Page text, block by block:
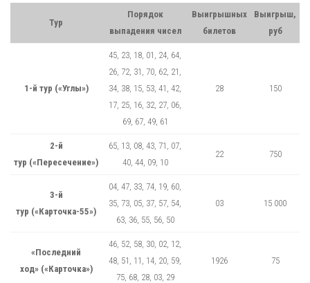
Тур
Порядок
выпадения чисел
Выигрышных
билетов
Выигрыш,
руб
1-й тур («Углы»)
45, 23, 18, 01, 24, 64,
26, 72, 31, 70, 62, 21,
34, 38, 15, 53, 41, 42,
17, 25, 16, 32, 27, 06,
69, 67, 49, 61
28 150
2-й
тур («Пересечение»)
65, 13, 08, 43, 71, 07,
40, 44, 09, 10
22 750
3-й
тур («Карточка-55»)
04, 47, 33, 74, 19, 60,
35, 73, 05, 37, 57, 54,
63, 36, 55, 56, 50
03 15 000
«Последний
ход» («Карточка»)
46, 52, 58, 30, 02, 12,
48, 51, 11, 14, 20, 59,
75, 68, 28, 03, 29
1926 75